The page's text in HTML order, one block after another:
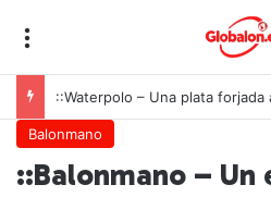
Balonmano
::Balonmano – Un